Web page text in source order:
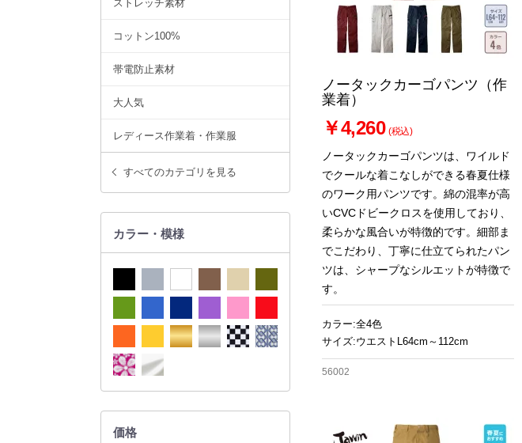
ストレッチ素材
コットン100%
帯電防止素材
大人気
レディース作業着・作業服
すべてのカテゴリを見る
カラー・模様
価格
ノータックカーゴパンツ（作
業着）
￥4,260 (税込)
ノータックカーゴパンツは、ワイルド
でクールな着こなしができる春夏仕様
のワーク用パンツです。綿の混率が高
いCVCドビークロスを使用しており、
柔らかな風合いが特徴的です。細部ま
でこだわり、丁寧に仕立てられたパン
ツは、シャープなシルエットが特徴で
す。
カラー:全4色
サイズ:ウエストL64cm～112cm
56002